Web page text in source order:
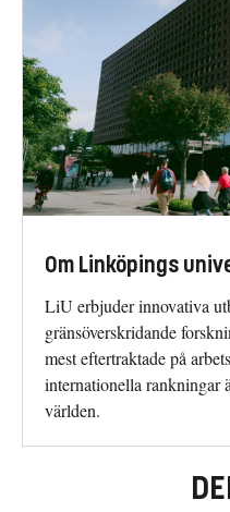
Om Linköpings
LiU erbjuder innovativa
gränsöverskridande
mest eftertraktade på
internationella rankningar
världen.